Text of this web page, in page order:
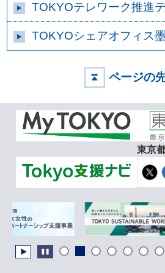
TOKYOテレワーク推進
TOKYOシェアオフィス
ページの
東京